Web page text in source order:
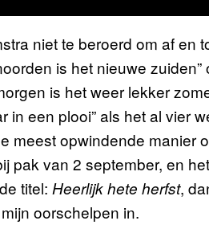
niet te beroerd om af en
is het nieuwe
is het weer lekker
in een plooi” als het al vier
meest opwindende manier
pak van 2 september, en
titel: Heerlijk hete herfst,
oorschelpen in.